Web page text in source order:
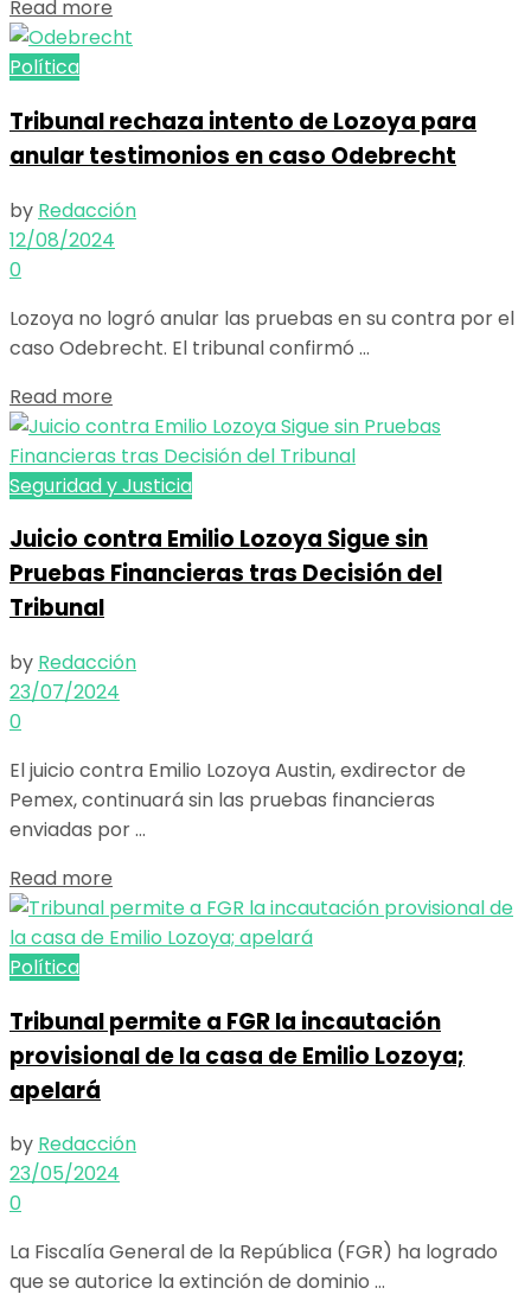
Read more
Política
Tribunal rechaza intento de Lozoya para
anular testimonios en caso Odebrecht
by Redacción
12/08/2024
0
Lozoya no logró anular las pruebas en su contra por el
caso Odebrecht. El tribunal confirmó ...
Read more
Seguridad y Justicia
Juicio contra Emilio Lozoya Sigue sin
Pruebas Financieras tras Decisión del
Tribunal
by Redacción
23/07/2024
0
El juicio contra Emilio Lozoya Austin, exdirector de
Pemex, continuará sin las pruebas financieras
enviadas por ...
Read more
Política
Tribunal permite a FGR la incautación
provisional de la casa de Emilio Lozoya;
apelará
by Redacción
23/05/2024
0
La Fiscalía General de la República (FGR) ha logrado
que se autorice la extinción de dominio ...